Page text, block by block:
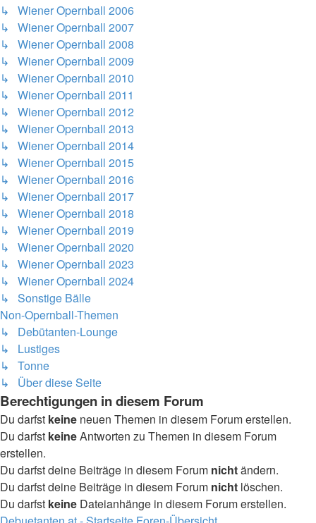
↳ Wiener Opernball 2006
↳ Wiener Opernball 2007
↳ Wiener Opernball 2008
↳ Wiener Opernball 2009
↳ Wiener Opernball 2010
↳ Wiener Opernball 2011
↳ Wiener Opernball 2012
↳ Wiener Opernball 2013
↳ Wiener Opernball 2014
↳ Wiener Opernball 2015
↳ Wiener Opernball 2016
↳ Wiener Opernball 2017
↳ Wiener Opernball 2018
↳ Wiener Opernball 2019
↳ Wiener Opernball 2020
↳ Wiener Opernball 2023
↳ Wiener Opernball 2024
↳ Sonstige Bälle
Non-Opernball-Themen
↳ Debütanten-Lounge
↳ Lustiges
↳ Tonne
↳ Über diese Seite
Berechtigungen in diesem Forum
Du darfst keine neuen Themen in diesem Forum erstellen.
Du darfst keineAntworten zu Themen in diesem Forum
erstellen.
Du darfst deine Beiträge in diesem Forum nichtändern.
Du darfst deine Beiträge in diesem Forum nicht löschen.
Du darfst keine Dateianhänge in diesem Forum erstellen.